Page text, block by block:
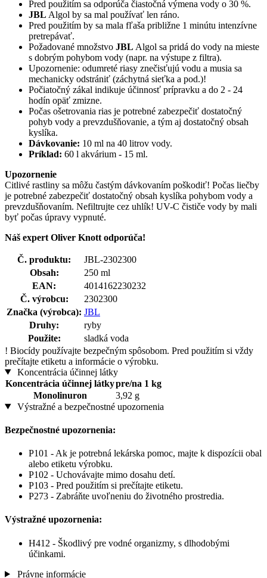
Pred použitím sa odporúča čiastočná výmena vody o 30 %.
JBL Algol by sa mal používať len ráno.
Pred použitím by sa mala fľaša približne 1 minútu intenzívne
pretrepávať.
Požadované množstvo JBL Algol sa pridá do vody na mieste
s dobrým pohybom vody (napr. na výstupe z filtra).
Upozornenie: odumreté riasy znečisťujú vodu a musia sa
mechanicky odstrániť (záchytná sieťka a pod.)!
Počiatočný zákal indikuje účinnosť prípravku a do 2 - 24
hodín opäť zmizne.
Počas ošetrovania rias je potrebné zabezpečiť dostatočný
pohyb vody a prevzdušňovanie, a tým aj dostatočný obsah
kyslíka.
Dávkovanie: 10 ml na 40 litrov vody.
Príklad: 60 l akvárium - 15 ml.
Upozornenie
Citlivé rastliny sa môžu častým dávkovaním poškodiť! Počas liečby
je potrebné zabezpečiť dostatočný obsah kyslíka pohybom vody a
prevzdušňovaním. Nefiltrujte cez uhlík! UV-C čističe vody by mali
byť počas úpravy vypnuté.
Náš expert Oliver Knott odporúča!
Č. produktu:
JBL-2302300
Obsah:
250 ml
EAN:
4014162230232
Č. výrobcu:
2302300
Značka (výrobca): JBL
Druhy:
ryby
Použite:
sladká voda
! Biocídy používajte bezpečným spôsobom. Pred použitím si vždy
prečítajte etiketu a informácie o výrobku.
Koncentrácia účinnej látky
Koncentrácia účinnej látkypre/na 1 kg
Monolinuron
3,92 g
Výstražné a bezpečnostné upozornenia
Bezpečnostné upozornenia:
P101 - Ak je potrebná lekárska pomoc, majte k dispozícii obal
alebo etiketu výrobku.
P102 - Uchovávajte mimo dosahu detí.
P103 - Pred použitím si prečítajte etiketu.
P273 - Zabráňte uvoľneniu do životného prostredia.
Výstražné upozornenia:
H412 - Škodlivý pre vodné organizmy, s dlhodobými
účinkami.
Právne informácie